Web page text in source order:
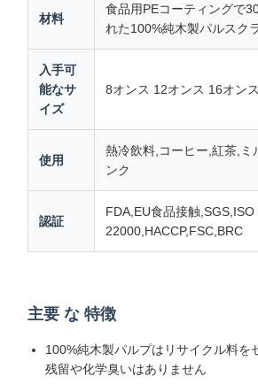
材料
食品用PEコーティングで
れた100%純木製パルスク
入手可
能なサ
イズ
8オンス 12オンス 16オンス
使用
熱冷飲料,コーヒー,紅茶,ミ
ンク
認証
FDA,EU食品接触
22000,HACCP,FSC,BRC
主要 な 特徴
100%純木製パルプはリサイクル料を
残留や化学臭いはありません